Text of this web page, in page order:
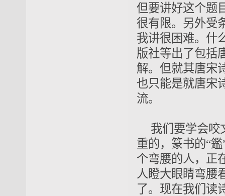
但要讲好这个题
很有限。另外受
我讲很困难。什
版社等出了包括
解。但就其唐宋
也只能是就唐宋
流。
我们要学会咬
重的，篆书的“
个弯腰的人，正
人瞪大眼睛弯腰
了。现在我们读